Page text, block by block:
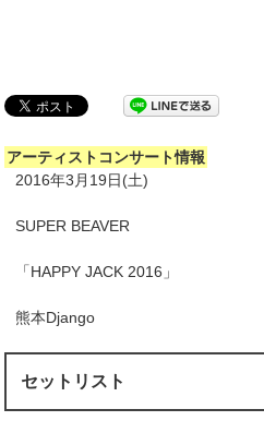
アーティストコンサート情報
2016年3月19日(土)
SUPER BEAVER
「HAPPY JACK 2016」
熊本Django
セットリスト